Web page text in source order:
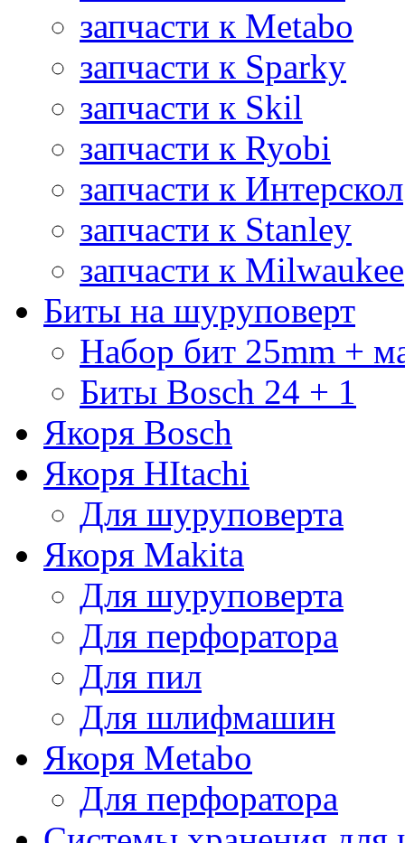
запчасти к Metabo
запчасти к Sparky
запчасти к Skil
запчасти к Ryobi
запчасти к Интерскол
запчасти к Stanley
запчасти к Milwaukee
Биты на шуруповерт
Набор бит 25mm +
Биты Bosch 24 + 1
Якоря Bosch
Якоря HItachi
Для шуруповерта
Якоря Makita
Для шуруповерта
Для перфоратора
Для пил
Для шлифмашин
Якоря Metabo
Для перфоратора